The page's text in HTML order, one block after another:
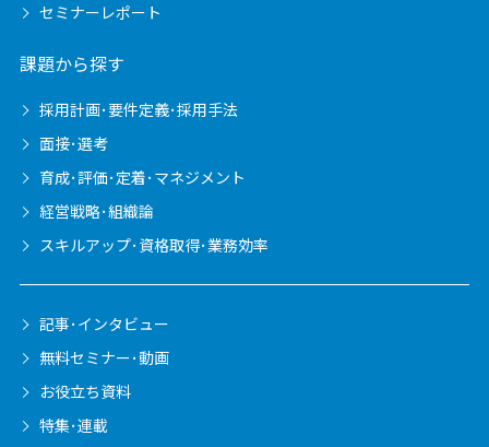
セミナーレポート
課題から探す
採用計画･要件定義･採用手法
面接･選考
育成･評価･定着･マネジメント
経営戦略･組織論
スキルアップ･資格取得･業務効率
記事･インタビュー
無料セミナー･動画
お役立ち資料
特集･連載